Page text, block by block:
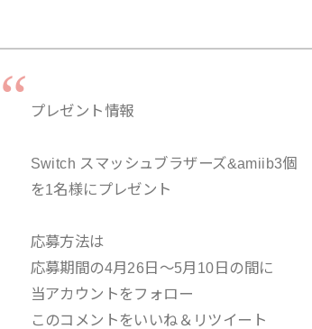
プレゼント情報
Switch スマッシュブラザーズ&amiib3個
を1名様にプレゼント
応募方法は
応募期間の4月26日〜5月10日の間に
当アカウントをフォロー
このコメントをいいね＆リツイート